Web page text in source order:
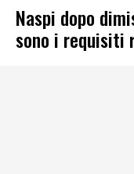
Naspi dopo
sono i requisiti